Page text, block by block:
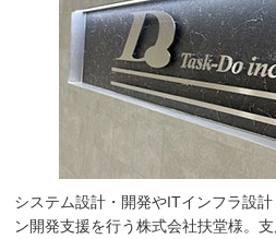
システム設計・開発やITインフラ設
ン開発支援を行う株式会社扶堂様。